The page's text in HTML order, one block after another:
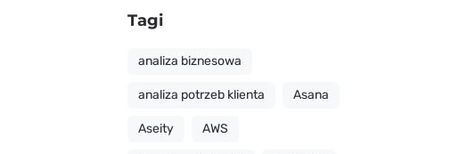
Tagi
analiza biznesowa
analiza potrzeb klienta Asana
Aseity AWS